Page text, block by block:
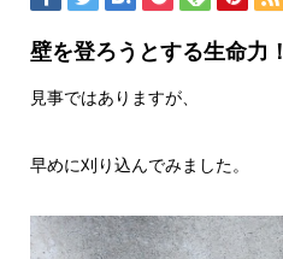
壁を登ろうとする生命力！
見事ではありますが、
早めに刈り込んでみました。